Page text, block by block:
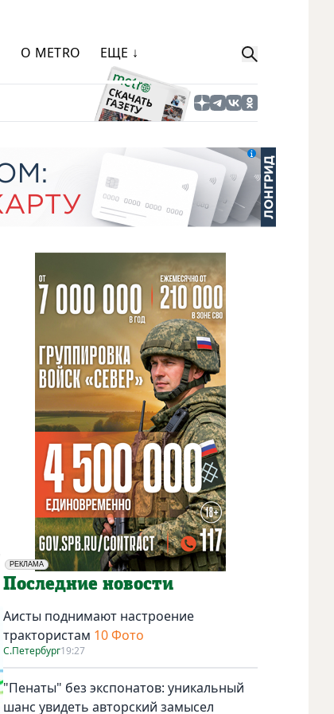
О METRO ЕЩЕ ↓
РЕКЛАМА
Социальная реклама
Последние новости
Аисты поднимают настроение
трактористам 10 Фото
С.Петербург19:27
"Пенаты" без экспонатов: уникальный
шанс увидеть авторский замысел